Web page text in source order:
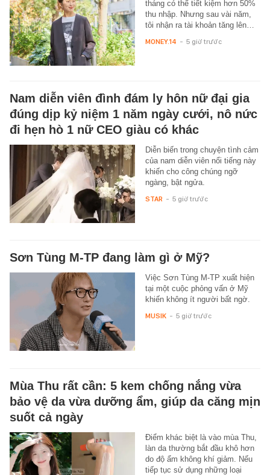
tháng có thể tiết kiệm hơn 50%
thu nhập. Nhưng sau vài năm,
tôi nhận ra tài khoản tăng lên…
MONEY.14 - 5 giờ trước
Nam diễn viên đình đám ly hôn nữ đại gia
đúng dịp kỷ niệm 1 năm ngày cưới, nô nức
đi hẹn hò 1 nữ CEO giàu có khác
Diễn biến trong chuyện tình cảm
của nam diễn viên nổi tiếng này
khiến cho công chúng ngỡ
ngàng, bật ngửa.
STAR - 5 giờ trước
Sơn Tùng M-TP đang làm gì ở Mỹ?
Việc Sơn Tùng M-TP xuất hiện
tại một cuộc phỏng vấn ở Mỹ
khiến không ít người bất ngờ.
MUSIK - 5 giờ trước
Mùa Thu rất cần: 5 kem chống nắng vừa
bảo vệ da vừa dưỡng ẩm, giúp da căng mịn
suốt cả ngày
Điểm khác biệt là vào mùa Thu,
làn da thường bắt đầu khô hơn
do độ ẩm không khí giảm. Nếu
tiếp tục sử dụng những loại